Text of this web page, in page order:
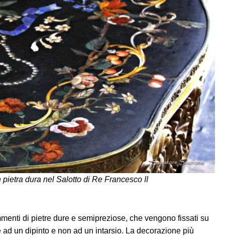
pietra dura nel Salotto di Re Francesco II
di pietre dure e semipreziose, che vengono fissati su
un dipinto e non ad un intarsio. La decorazione più